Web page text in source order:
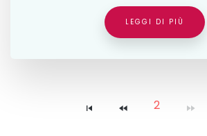
LEGGI DI PIÙ
2